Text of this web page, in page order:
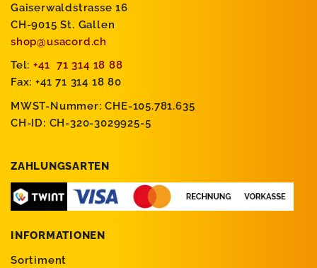
Gaiserwaldstrasse 16
CH-9015 St. Gallen
shop@usacord.ch
Tel: +41 71 314 18 88
Fax: +41 71 314 18 80
MWST-Nummer: CHE-105.781.635
CH-ID: CH-320-3029925-5
ZAHLUNGSARTEN
INFORMATIONEN
Sortiment